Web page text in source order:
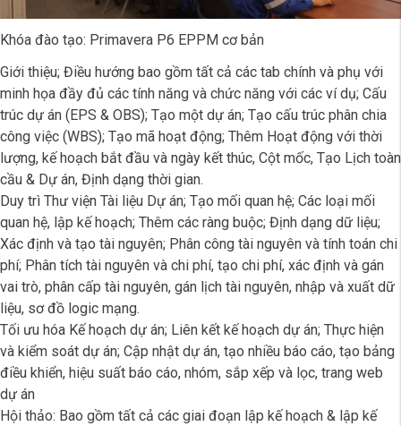
Khóa đào tạo: Primavera P6 EPPM cơ bản
Giới thiệu; Điều hướng bao gồm tất cả các tab chính và phụ với
minh họa đầy đủ các tính năng và chức năng với các ví dụ; Cấu
trúc dự án (EPS & OBS); Tạo một dự án; Tạo cấu trúc phân chia
công việc (WBS); Tạo mã hoạt động; Thêm Hoạt động với thời
lượng, kế hoạch bắt đầu và ngày kết thúc, Cột mốc, Tạo Lịch toàn
cầu & Dự án, Định dạng thời gian.
Duy trì Thư viện Tài liệu Dự án; Tạo mối quan hệ; Các loại mối
quan hệ, lập kế hoạch; Thêm các ràng buộc; Định dạng dữ liệu;
Xác định và tạo tài nguyên; Phân công tài nguyên và tính toán chi
phí; Phân tích tài nguyên và chi phí, tạo chi phí, xác định và gán
vai trò, phân cấp tài nguyên, gán lịch tài nguyên, nhập và xuất dữ
liệu, sơ đồ logic mạng.
Tối ưu hóa Kế hoạch dự án; Liên kết kế hoạch dự án; Thực hiện
và kiểm soát dự án; Cập nhật dự án, tạo nhiều báo cáo, tạo bảng
điều khiển, hiệu suất báo cáo, nhóm, sắp xếp và lọc, trang web
dự án
Hội thảo: Bao gồm tất cả các giai đoạn lập kế hoạch & lập kế